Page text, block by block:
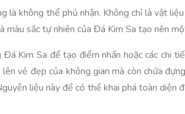
là không thể phủ nhận. Không chỉ là vật
màu sắc tự nhiên của Đá Kim Sa tạo nên
Kim Sa để tạo điểm nhấn hoặc các chi
vẻ đẹp của không gian mà còn chứa
liệu này để có thể khai phá toàn